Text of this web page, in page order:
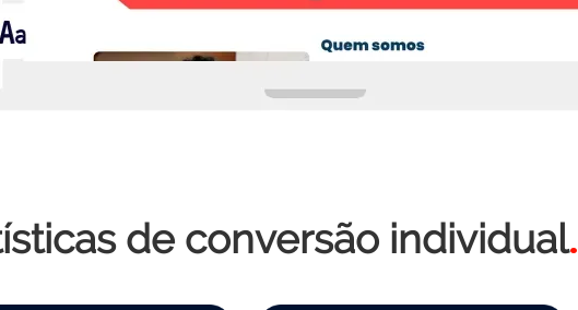
de conversão individual.